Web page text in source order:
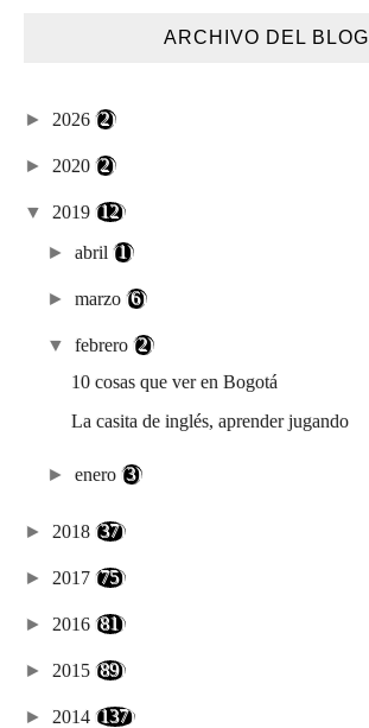
ARCHIVO DEL BLOG
► 2026 (2)
► 2020 (2)
▼ 2019 (12)
►abril(1)
►marzo(6)
▼febrero(2)
10 cosas que ver en Bogotá
La casita de inglés, aprender jugando
►enero(3)
► 2018 (37)
► 2017 (75)
► 2016 (81)
► 2015 (89)
► 2014 (137)